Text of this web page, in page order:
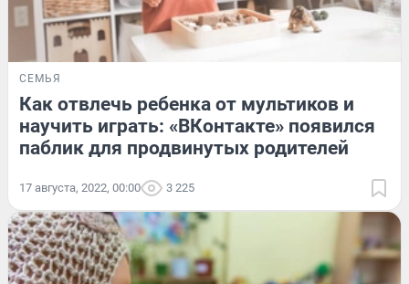
СЕМЬЯ
Как отвлечь ребенка от мультиков и
научить играть: «ВКонтакте» появился
паблик для продвинутых родителей
17 августа, 2022, 00:00 3 225